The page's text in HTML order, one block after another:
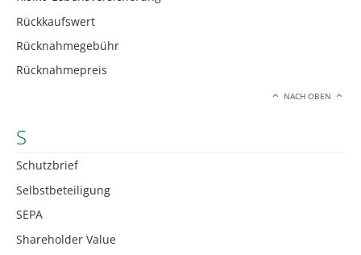
Rückkaufswert
Rücknahmegebühr
Rücknahmepreis
NACH OBEN
S
Schutzbrief
Selbstbeteiligung
SEPA
Shareholder Value